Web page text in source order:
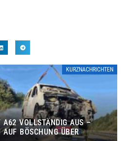
KURZNACHRICHTEN
A62 VOLLSTÄNDIG AUS –
AUF BÖSCHUNG ÜBER